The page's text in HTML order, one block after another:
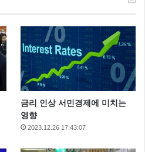
금리 인상 서민경제에 미치는
영향
2023.12.26 17:43:07